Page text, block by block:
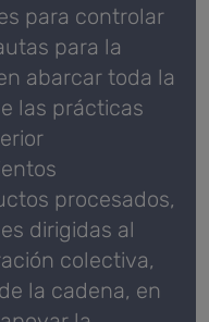
para controlar
para la
abarcar toda la
las prácticas
procesados,
dirigidas al
colectiva,
la cadena, en